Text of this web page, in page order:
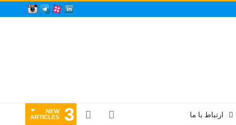
ارتباط با ما 3
NEW
ARTICLES